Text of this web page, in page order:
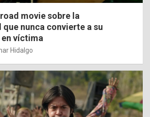
movie sobre la
nunca convierte a su
víctima
Hidalgo